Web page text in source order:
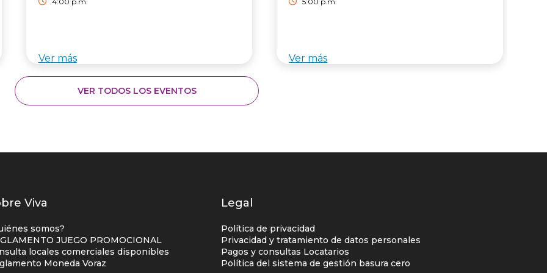
Ver más Ver más
VER TODOS LOS EVENTOS
Viva
somos?
JUEGO PROMOCIONAL
locales comerciales disponibles
Moneda Voraz
Legal
Política de privacidad
Privacidad y tratamiento de datos personales
Pagos y consultas Locatarios
Política del sistema de gestión basura cero